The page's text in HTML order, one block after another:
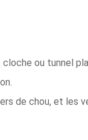
ou tunnel
de chou, et les